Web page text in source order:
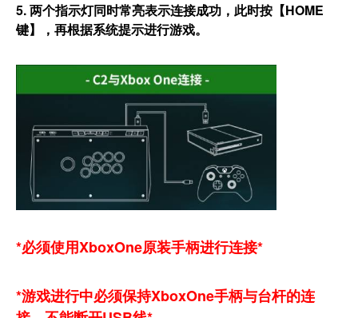
5. 两个指示灯同时常亮表示连接成功，此时按【HOME
键】，再根据系统提示进行游戏。
*必须使用XboxOne原装手柄进行连接*
*游戏进行中必须保持XboxOne手柄与台杆的连